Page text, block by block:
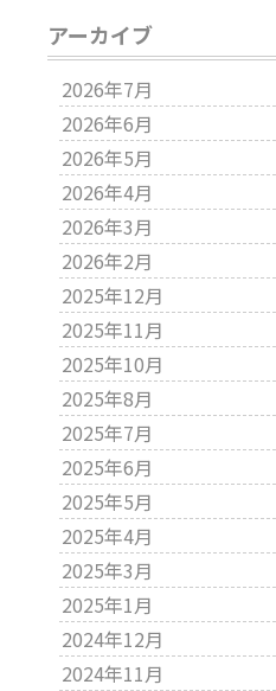
アーカイブ
2026年7月
2026年6月
2026年5月
2026年4月
2026年3月
2026年2月
2025年12月
2025年11月
2025年10月
2025年8月
2025年7月
2025年6月
2025年5月
2025年4月
2025年3月
2025年1月
2024年12月
2024年11月